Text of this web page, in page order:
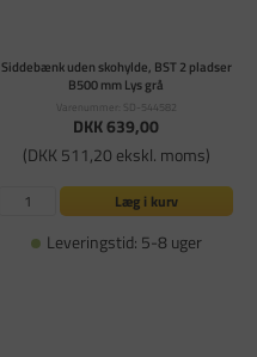
Siddebænk uden skohylde, BST 2 pladser
B500 mm Lys grå
Varenummer: SD-544582
DKK 639,00
(DKK 511,20 ekskl. moms)
Læg i kurv
Leveringstid: 5-8 uger